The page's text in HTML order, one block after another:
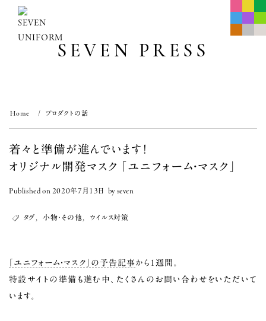
content
SEVEN PRESS
Home プロダクトの話
着々と準備が進んでいます！
オリジナル開発マスク 「ユニフォーム・マスク」
Published on 2020年7月13日 by seven
タグ , 小物･その他, ウイルス対策
「ユニフォーム・マスク」の予告記事から1週間。
特設サイトの準備も進む中、たくさんのお問い合わせをいただいて
います。